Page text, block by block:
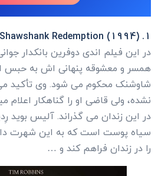
1. The Shawshank Redemption (1994)
در این فیلم اندی دوفرین بانکدار
همسر و معشوقه پنهانی اش به حبس
شاوشنک محکوم می شود. وی تأکید
نشده، ولی قاضی او را گناهکار اعلام
در این زندان می گذراند. آلیس بوید
سیاه پوست است که به این شهرت
را در زندان فراهم کند و …